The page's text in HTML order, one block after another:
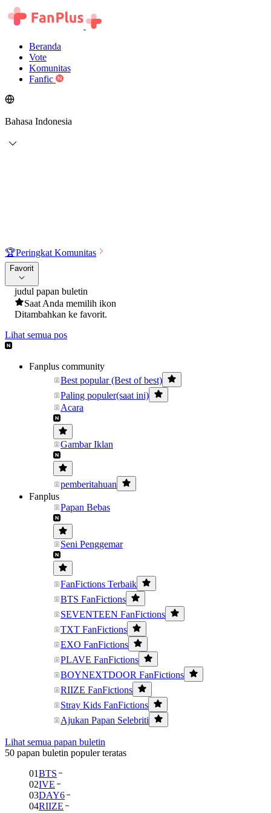
Beranda
Vote
Komunitas
Fanfic
Bahasa Indonesia
🏆Peringkat Komunitas
Favorit
judul papan buletin
Saat Anda memilih ikon
Ditambahkan ke favorit.
Lihat semua pos
Fanplus community
Best popular (Best of best)
Paling populer(saat ini)
Acara
Gambar Iklan
pemberitahuan
Fanplus
Papan Bebas
Seni Penggemar
FanFictions Terbaik
BTS FanFictions
SEVENTEEN FanFictions
TXT FanFictions
EXO FanFictions
PLAVE FanFictions
BOYNEXTDOOR FanFictions
RIIZE FanFictions
Stray Kids FanFictions
Ajukan Papan Selebriti
Lihat semua papan buletin
50 papan buletin populer teratas
01BTS
02IVE
03DAY6
04RIIZE